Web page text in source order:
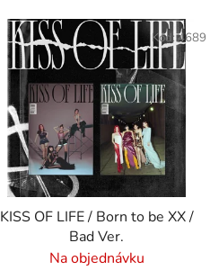
KISS OF LIFE / Born to be XX /
Bad Ver.
Na objednávku
Kód:4689